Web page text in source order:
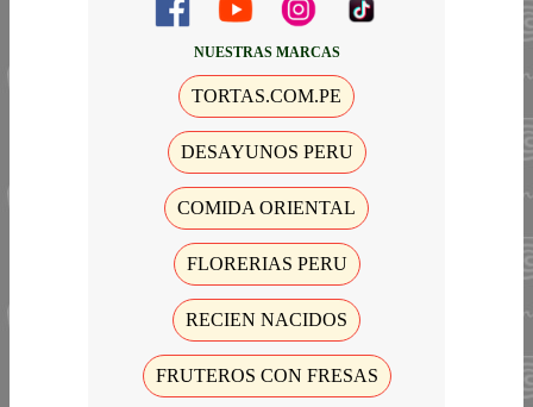
NUESTRAS MARCAS
TORTAS.COM.PE
DESAYUNOS PERU
COMIDA ORIENTAL
FLORERIAS PERU
RECIEN NACIDOS
FRUTEROS CON FRESAS